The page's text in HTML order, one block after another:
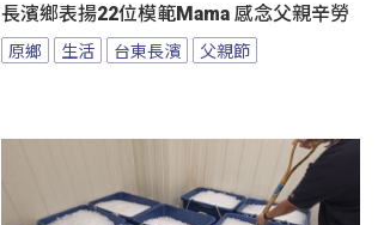
長濱鄉表揚22位模範Mama 感念父親辛勞
原鄉 生活 台東長濱 父親節